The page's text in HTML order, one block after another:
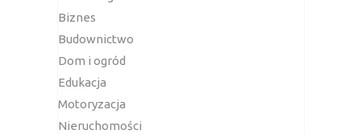
Biznes
Budownictwo
Dom i ogród
Edukacja
Motoryzacja
Nieruchomości